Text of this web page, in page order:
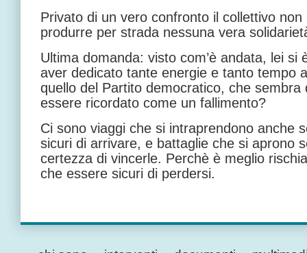
Privato di un vero confronto il collettivo non
produrre per strada nessuna vera
Ultima domanda: visto com’è andata, lei si
aver dedicato tante energie e tanto tempo
quello del Partito democratico, che sembra
essere ricordato come un fallimento?
Ci sono viaggi che si intraprendono anche
sicuri di arrivare, e battaglie che si aprono
certezza di vincerle. Perchè è meglio
che essere sicuri di perdersi.